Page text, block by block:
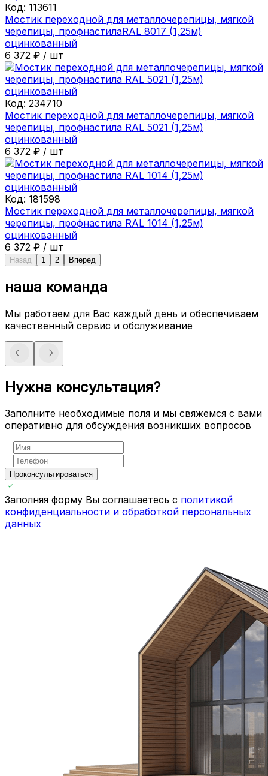
Код: 113611
Мостик переходной для металлочерепицы, мягкой
черепицы, профнастилаRAL 8017 (1,25м)
оцинкованный
6 372 ₽ / шт
Код: 234710
Мостик переходной для металлочерепицы, мягкой
черепицы, профнастила RAL 5021 (1,25м)
оцинкованный
6 372 ₽ / шт
Код: 181598
Мостик переходной для металлочерепицы, мягкой
черепицы, профнастила RAL 1014 (1,25м)
оцинкованный
6 372 ₽ / шт
Назад 1 2 Вперед
наша команда
Мы работаем для Вас каждый день и обеспечиваем
качественный сервис и обслуживание
Нужна консультация?
Заполните необходимые поля и мы свяжемся с вами
оперативно для обсуждения возникших вопросов
Проконсультироваться
Заполняя форму Вы соглашаетесь с политикой
конфиденциальности и обработкой персональных
данных